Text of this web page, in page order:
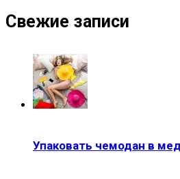
Свежие записи
Упаковать чемодан в